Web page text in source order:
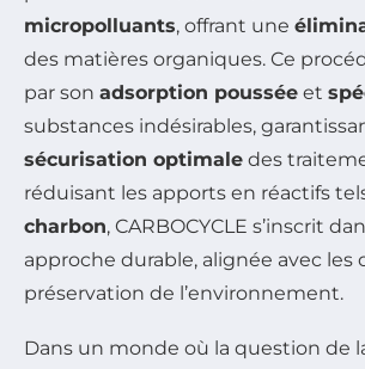
micropolluants, offrant une
des matières organiques. Ce
par son adsorption poussée et
substances indésirables,
sécurisation optimale des
réduisant les apports en réactifs
charbon, CARBOCYCLE s’inscrit
approche durable, alignée avec les
préservation de l’environnement.
Dans un monde où la question de